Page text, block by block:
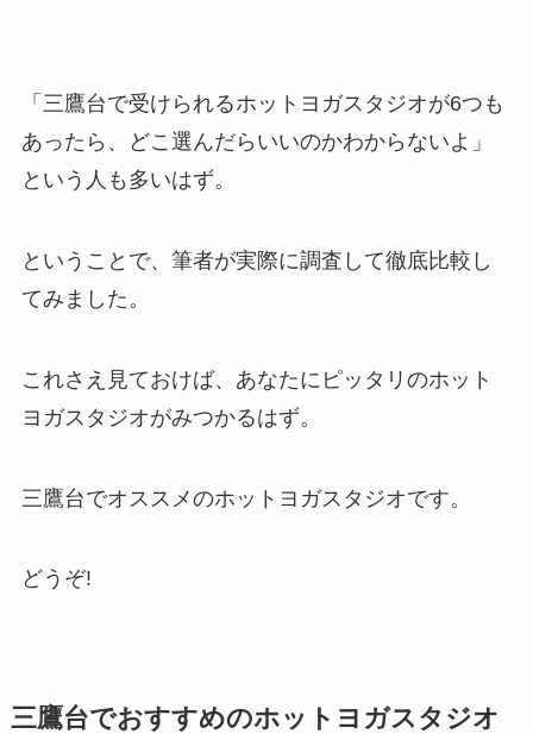
「三鷹台で受けられるホットヨガスタジオが6つも
あったら、どこ選んだらいいのかわからないよ」
という人も多いはず。
ということで、筆者が実際に調査して徹底比較し
てみました。
これさえ見ておけば、あなたにピッタリのホット
ヨガスタジオがみつかるはず。
三鷹台でオススメのホットヨガスタジオです。
どうぞ!
三鷹台でおすすめのホットヨガスタジオ